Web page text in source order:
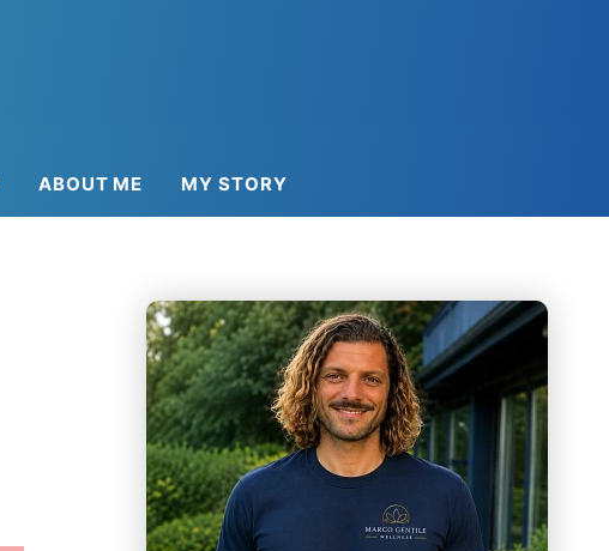
ABOUT ME MY STORY